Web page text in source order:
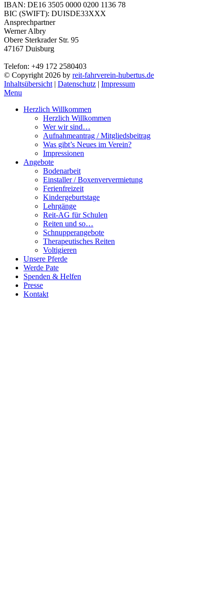
IBAN: DE16 3505 0000 0200 1136 78
BIC (SWIFT): DUISDE33XXX
Ansprechpartner
Werner Albry
Obere Sterkrader Str. 95
47167 Duisburg
Telefon: +49 172 2580403
© Copyright 2026 by reit-fahrverein-hubertus.de
Inhaltsübersicht | Datenschutz | Impressum
Menu
Herzlich Willkommen
Herzlich Willkommen
Wer wir sind…
Aufnahmeantrag / Mitgliedsbeitrag
Was gibt’s Neues im Verein?
Impressionen
Angebote
Bodenarbeit
Einstaller / Boxenververmietung
Ferienfreizeit
Kindergeburtstage
Lehrgänge
Reit-AG für Schulen
Reiten und so…
Schnupperangebote
Therapeutisches Reiten
Voltigieren
Unsere Pferde
Werde Pate
Spenden & Helfen
Presse
Kontakt